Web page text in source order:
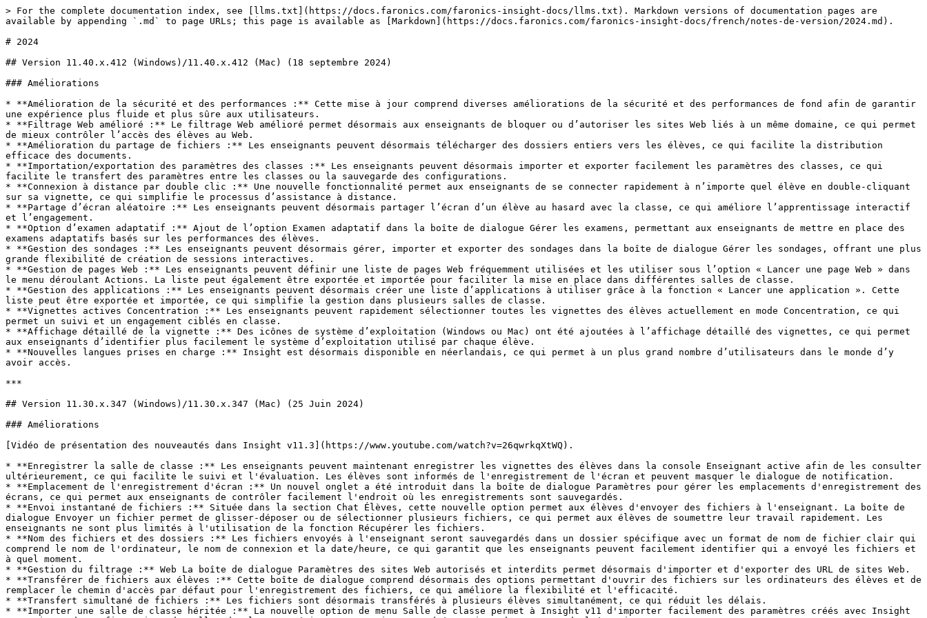
> For the complete documentation index, see [llms.txt](https://docs.faronics.com/faronics-insight-docs/llms.txt). Markdown versions of documentation pages are
available by appending `.md` to page URLs; this page is available as [Markdown](https://docs.faronics.com/faronics-insight-docs/french/notes-de-version/2024.md).
# 2024
## Version 11.40.x.412 (Windows)/11.40.x.412 (Mac) (18 septembre 2024)
### Améliorations
* **Amélioration de la sécurité et des performances :** Cette mise à jour comprend diverses améliorations de la sécurité et des performances de fond afin de garantir
une expérience plus fluide et plus sûre aux utilisateurs.
* **Filtrage Web amélioré :** Le filtrage Web amélioré permet désormais aux enseignants de bloquer ou d’autoriser les sites Web liés à un même domaine, ce qui permet
de mieux contrôler l’accès des élèves au Web.
* **Amélioration du partage de fichiers :** Les enseignants peuvent désormais télécharger des dossiers entiers vers les élèves, ce qui facilite la distribution
efficace des documents.
* **Importation/exportation des paramètres des classes :** Les enseignants peuvent désormais importer et exporter facilement les paramètres des classes, ce qui
facilite le transfert des paramètres entre les classes ou la sauvegarde des configurations.
* **Connexion à distance par double clic :** Une nouvelle fonctionnalité permet aux enseignants de se connecter rapidement à n’importe quel élève en double-cliquant
sur sa vignette, ce qui simplifie le processus d’assistance à distance.
* **Partage d’écran aléatoire :** Les enseignants peuvent désormais partager l’écran d’un élève au hasard avec la classe, ce qui améliore l’apprentissage interactif
et l’engagement.
* **Option d’examen adaptatif :** Ajout de l’option Examen adaptatif dans la boîte de dialogue Gérer les examens, permettant aux enseignants de mettre en place des
examens adaptatifs basés sur les performances des élèves.
* **Gestion des sondages :** Les enseignants peuvent désormais gérer, importer et exporter des sondages dans la boîte de dialogue Gérer les sondages, offrant une plus
grande flexibilité de création de sessions interactives.
* **Gestion de pages Web :** Les enseignants peuvent définir une liste de pages Web fréquemment utilisées et les utiliser sous l’option « Lancer une page Web » dans
le menu déroulant Actions. La liste peut également être exportée et importée pour faciliter la mise en place dans différentes salles de classe.
* **Gestion des applications :** Les enseignants peuvent désormais créer une liste d’applications à utiliser grâce à la fonction « Lancer une application ». Cette
liste peut être exportée et importée, ce qui simplifie la gestion dans plusieurs salles de classe.
* **Vignettes actives Concentration :** Les enseignants peuvent rapidement sélectionner toutes les vignettes des élèves actuellement en mode Concentration, ce qui
permet un suivi et un engagement ciblés en classe.
* **Affichage détaillé de la vignette :** Des icônes de système d’exploitation (Windows ou Mac) ont été ajoutées à l’affichage détaillé des vignettes, ce qui permet
aux enseignants d’identifier plus facilement le système d’exploitation utilisé par chaque élève.
* **Nouvelles langues prises en charge :** Insight est désormais disponible en néerlandais, ce qui permet à un plus grand nombre d’utilisateurs dans le monde d’y
avoir accès.
***
## Version 11.30.x.347 (Windows)/11.30.x.347 (Mac) (25 Juin 2024)
### Améliorations
[Vidéo de présentation des nouveautés dans Insight v11.3](https://www.youtube.com/watch?v=26qwrkqXtWQ).
* **Enregistrer la salle de classe :** Les enseignants peuvent maintenant enregistrer les vignettes des élèves dans la console Enseignant active afin de les consulter
ultérieurement, ce qui facilite le suivi et l'évaluation. Les élèves sont informés de l'enregistrement de l'écran et peuvent masquer le dialogue de notification.
* **Emplacement de l'enregistrement d'écran :** Un nouvel onglet a été introduit dans la boîte de dialogue Paramètres pour gérer les emplacements d'enregistrement des
écrans, ce qui permet aux enseignants de contrôler facilement l'endroit où les enregistrements sont sauvegardés.
* **Envoi instantané de fichiers :** Située dans la section Chat Élèves, cette nouvelle option permet aux élèves d'envoyer des fichiers à l'enseignant. La boîte de
dialogue Envoyer un fichier permet de glisser-déposer ou de sélectionner plusieurs fichiers, ce qui permet aux élèves de soumettre leur travail rapidement. Les
enseignants ne sont plus limités à l'utilisation de la fonction Récupérer les fichiers.
* **Nom des fichiers et des dossiers :** Les fichiers envoyés à l'enseignant seront sauvegardés dans un dossier spécifique avec un format de nom de fichier clair qui
comprend le nom de l'ordinateur, le nom de connexion et la date/heure, ce qui garantit que les enseignants peuvent facilement identifier qui a envoyé les fichiers et
à quel moment.
* **Gestion du filtrage :** Web La boîte de dialogue Paramètres des sites Web autorisés et interdits permet désormais d'importer et d'exporter des URL de sites Web.
* **Transférer de fichiers aux élèves :** Cette boîte de dialogue comprend désormais des options permettant d'ouvrir des fichiers sur les ordinateurs des élèves et de
remplacer le chemin d'accès par défaut pour l'enregistrement des fichiers, ce qui améliore la flexibilité et l'efficacité.
* **Transfert simultané de fichiers :** Les fichiers sont désormais transférés à plusieurs élèves simultanément, ce qui réduit les délais.
* **Importer une salle de classe héritée :** La nouvelle option de menu Salle de classe permet à Insight v11 d'importer facilement des paramètres créés avec Insight